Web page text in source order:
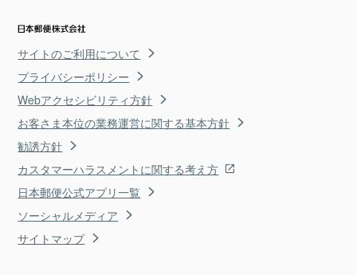
サイトのご利用について
プライバシーポリシー
Webアクセシビリティ方針
お客さま本位の業務運営に関する基本方針
勧誘方針
カスタマーハラスメントに関する考え方
日本郵便公式アプリ一覧
ソーシャルメディア
サイトマップ